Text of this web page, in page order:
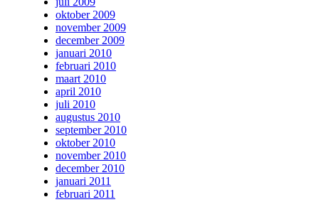
oktober 2009
november 2009
december 2009
januari 2010
februari 2010
maart 2010
april 2010
juli 2010
augustus 2010
september 2010
oktober 2010
november 2010
december 2010
januari 2011
februari 2011